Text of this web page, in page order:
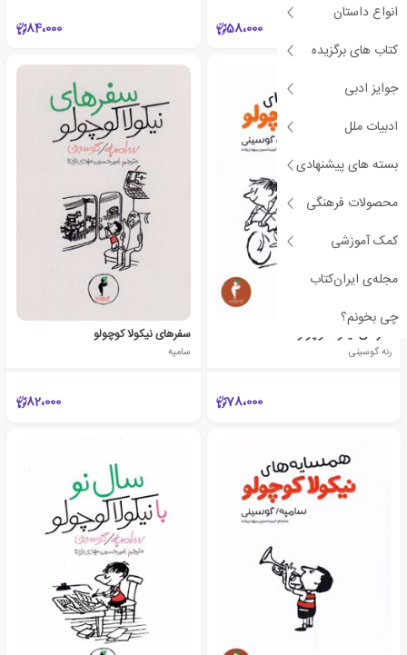
انواع داستان
کتاب های برگزیده
جوایز ادبی
ادبیات ملل
بسته های پیشنهادی
محصولات فرهنگی
کمک آموزشی
مجله‌ی ایران‌کتاب
چی بخونم؟
58،000 84،000
هنرهای نیکولا کوچولو
رنه گوسینی
78،000
سفرهای نیکولا کوچولو
سامپه
82،000